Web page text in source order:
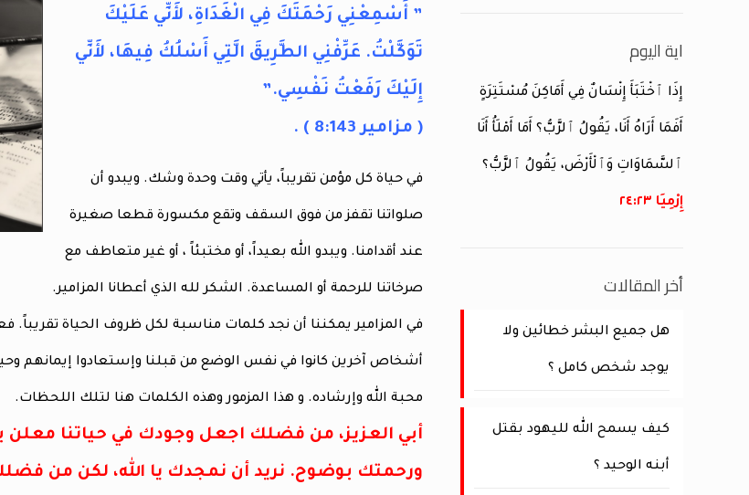
” أَسْمِعْنِي رَحْمَتَكَ فِي الْغَدَاةِ، لأَنِّي عَلَيْكَ
تَوَكَّلْتُ. عَرِّفْنِي الطَّرِيقَ الَّتِي أَسْلُكُ فِيهَا، لأَنِّي
إِلَيْكَ رَفَعْتُ نَفْسِي.”
( مزامير 8:143 ) .
في حياة كل مؤمن تقريباً، يأتي وقت وحدة وشك. ويبدو أن
صلواتنا تقفز من فوق السقف وتقع مكسورة قطعا صغيرة
عند أقدامنا. ويبدو الله بعيداً، أو مختبئاً ، أو غير متعاطف مع
صرخاتنا للرحمة أو المساعدة. الشكر لله الذي أعطانا المزامير.
في المزامير يمكننا أن نجد كلمات مناسبة لكل ظروف الحياة
أشخاص آخرين كانوا في نفس الوضع من قبلنا وإستعادوا إيمانهم
محبة الله وإرشاده. و هذا المزمور وهذه الكلمات هنا لتلك اللحظات.
أبي العزيز، من فضلك اجعل وجودك في حياتنا معلن
ورحمتك بوضوح. نريد أن نمجدك يا الله، لكن من
اية اليوم
إِذَا ٱخْتَبَأَ إِنْسَانٌ فِي أَمَاكِنَ مُسْتَتِرَةٍ
أَفَمَا أَرَاهُ أَنَا، يَقُولُ ٱلرَّبُّ؟ أَمَا أَمْلَأُ أَنَا
ٱلسَّمَاوَاتِ وَٱلْأَرْضَ، يَقُولُ ٱلرَّبُّ؟
إِرْمِيَا ٢٣:‏٢٤
أخر المقالات
هل جميع البشر خطائين ولا
يوجد شخص كامل ؟
كيف يسمح الله لليهود بقتل
أبنه الوحيد ؟